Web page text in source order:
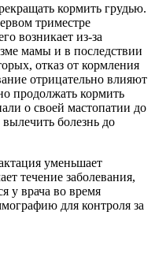
кормить грудью.
триместре
возникает из-за
мамы и в последствии
отказ от кормления
отрицательно влияют
продолжать кормить
о своей мастопатии до
болезнь до
уменьшает
течение заболевания,
у врача во время
для контроля за